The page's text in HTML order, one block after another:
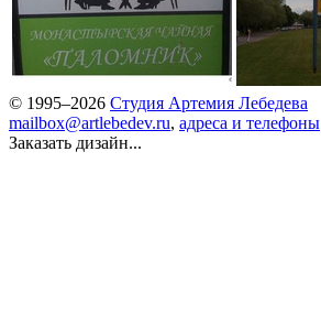
© 1995–2026 Студия Артемия Лебедева
mailbox@artlebedev.ru, адреса и телефоны
Заказать дизайн...